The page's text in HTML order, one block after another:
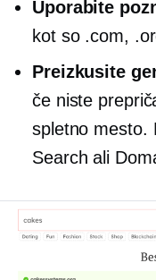
Uporabite
kot so .com,
Preizkusite
če niste
spletno mesto.
Search ali